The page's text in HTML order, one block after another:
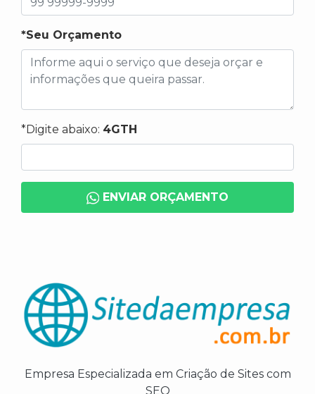
*Seu Orçamento
*Digite abaixo: 4GTH
ENVIAR ORÇAMENTO
Empresa Especializada em Criação de Sites com
SEO